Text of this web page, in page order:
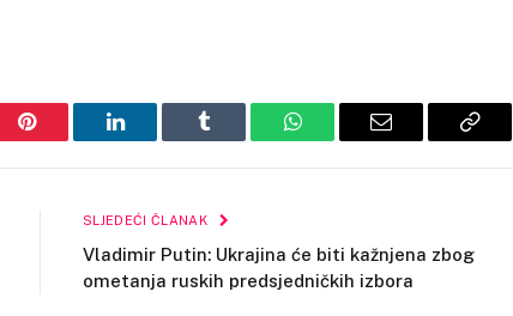
Pinterest LinkedIn Tumblr WhatsAppEmail
Copy
SLJEDEĆI ČLANAK
Vladimir Putin: Ukrajina će biti kažnjena zbog
ometanja ruskih predsjedničkih izbora